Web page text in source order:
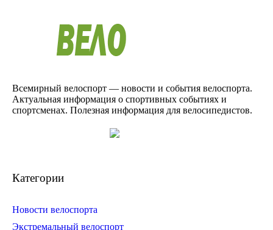
Всемирный велоспорт — новости и события велоспорта.
Актуальная информация о спортивных событиях и
спортсменах. Полезная информация для велосипедистов.
Категории
Новости велоспорта
Экстремальный велоспорт